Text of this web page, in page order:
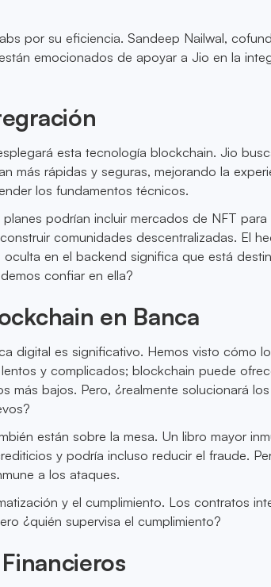
por su eficiencia. Sandeep Nailwal,
emocionados de apoyar a Jio en la
esta tecnología blockchain. Jio
más rápidas y seguras, mejorando la
los fundamentos técnicos.
podrían incluir mercados de NFT para
comunidades descentralizadas. El
en el backend significa que está
confiar en ella?
en Banca
digital es significativo. Hemos visto cómo
y complicados; blockchain puede
más bajos. Pero, ¿realmente solucionará los
están sobre la mesa. Un libro mayor
y podría incluso reducir el fraude.
a los ataques.
y el cumplimiento. Los contratos
¿quién supervisa el cumplimiento?